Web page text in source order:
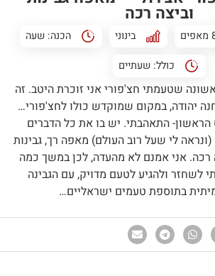
וביצה רכה
בינוני הכנה: שעה
כולל: שעתיים
שטעמתי חצ'פורי אני זוכרת היטב. זה
יהודה, במקום שמוקדש כולו לחצ'פורי…
הראשון- התאהבתי. יש בו את כל הדברים
(ונראה לי שעל רוב העולם) מאפה רך, גבינות
רכה. אני אמנם לא מהעדה, לכן במשך כמה
לשחזר ולהגיע לטעם מדויק, עם הגבינה
בתוספת טעמים ישראליים…